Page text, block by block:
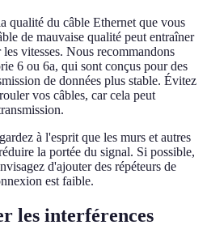
qualité du câble Ethernet que vous
de mauvaise qualité peut entraîner
vitesses. Nous recommandons
6 ou 6a, qui sont conçus pour des
de données plus stable. Évitez
vos câbles, car cela peut
à l'esprit que les murs et autres
la portée du signal. Si possible,
d'ajouter des répéteurs de
est faible.
les interférences